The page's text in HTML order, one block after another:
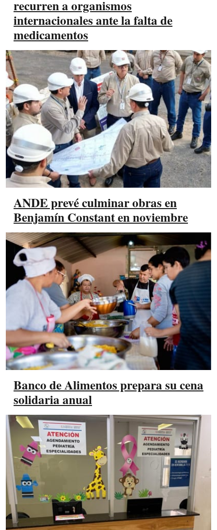
recurren a organismos
internacionales ante la falta de
medicamentos
ANDE prevé culminar obras en
Benjamín Constant en noviembre
Banco de Alimentos prepara su cena
solidaria anual